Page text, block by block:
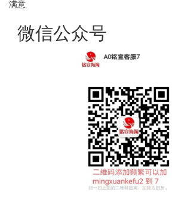
满意
微信公众号